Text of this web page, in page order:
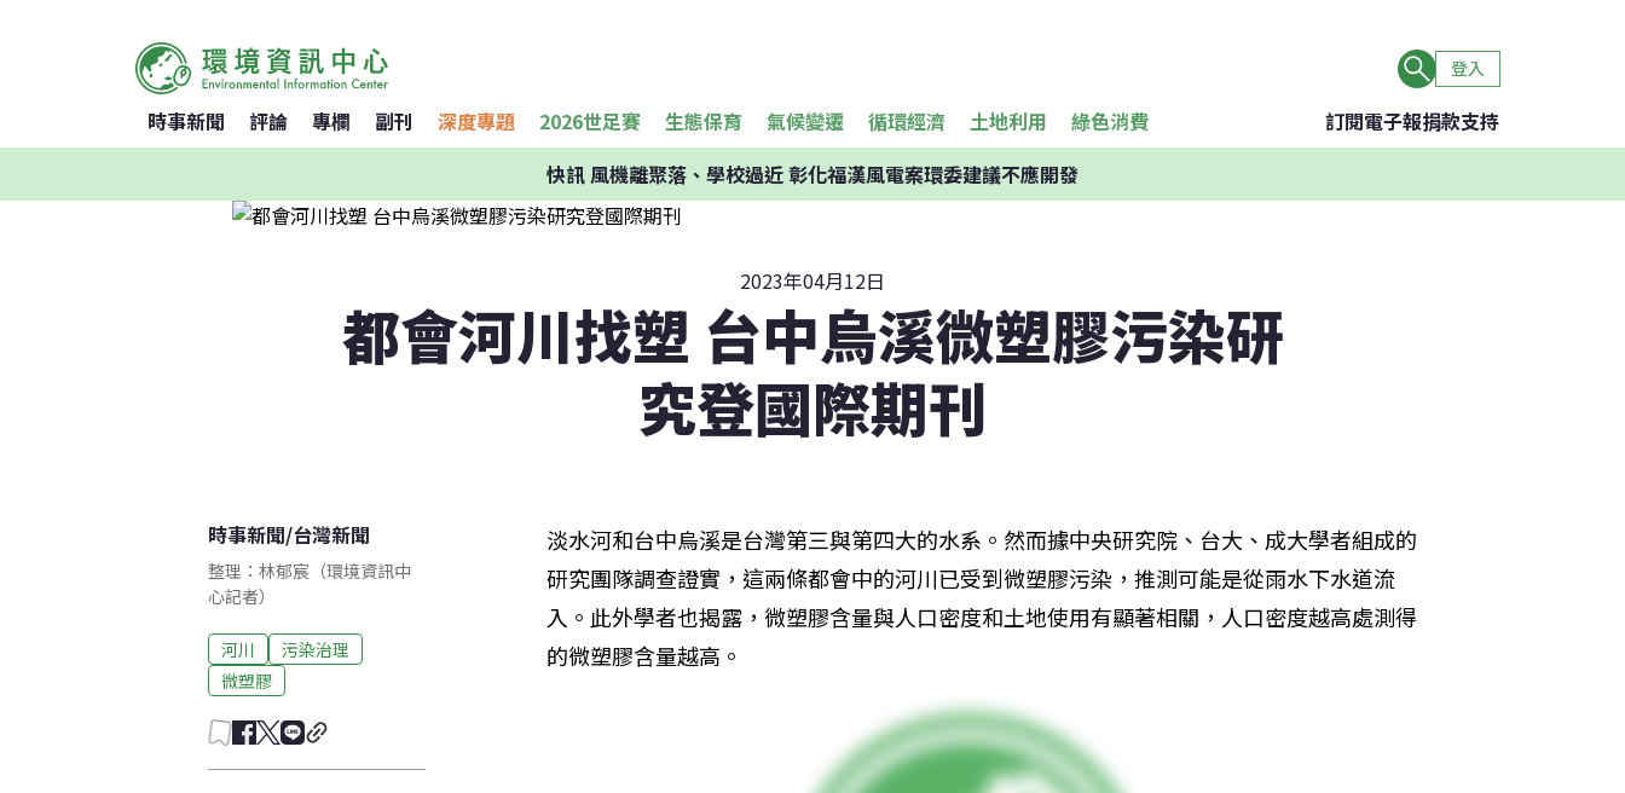
登入
時事新聞 評論 專欄 副刊 深度專題 2026世足賽 生態保育 氣候變遷 循環經濟 土地利用 綠色消費 訂閱電子報捐款支持
快訊風機離聚落、學校過近 彰化福漢風電案環委建議不應開發
2023年04月12日
都會河川找塑 台中烏溪微塑膠污染研
究登國際期刊
時事新聞/台灣新聞
整理：林郁宸（環境資訊中
心記者）
河川
污染治理
微塑膠
淡水河和台中烏溪是台灣第三與第四大的水系。然而據中央研究院、台大、成大學者組成的
研究團隊調查證實，這兩條都會中的河川已受到微塑膠污染，推測可能是從雨水下水道流
入。此外學者也揭露，微塑膠含量與人口密度和土地使用有顯著相關，人口密度越高處測得
的微塑膠含量越高。